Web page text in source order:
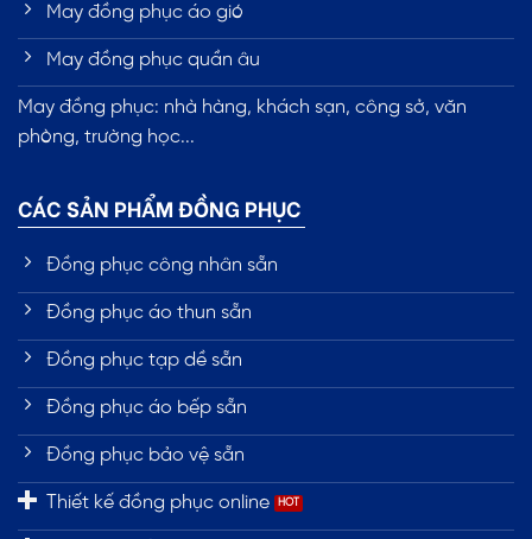
May đồng phục áo gió
May đồng phục quần âu
May đồng phục: nhà hàng, khách sạn, công sở, văn
phòng, trường học...
CÁC SẢN PHẨM ĐỒNG PHỤC
Đồng phục công nhân sẵn
Đồng phục áo thun sẵn
Đồng phục tạp dề sẵn
Đồng phục áo bếp sẵn
Đồng phục bảo vệ sẵn
Thiết kế đồng phục online